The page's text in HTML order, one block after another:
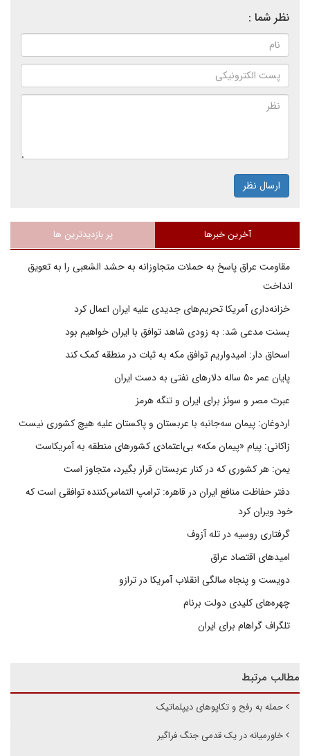
نظر شما :
ارسال نظر
آخرین خبرها پر بازدیدترین ها
مقاومت عراق پاسخ به حملات متجاوزانه به حشد الشعبی را به تعویق
انداخت
خزانه‌داری آمریکا تحریم‌های جدیدی علیه ایران اعمال کرد
بسنت مدعی شد: به زودی شاهد توافق با ایران خواهیم بود
اسحاق دار: امیدواریم توافق مکه به ثبات در منطقه کمک کند
پایان عمر ۵۰ ساله دلارهای نفتی به دست ایران
عبرت مصر و سوئز برای ایران و تنگه هرمز
اردوغان: پیمان سه‌جانبه با عربستان و پاکستان علیه هیچ کشوری نیست
زاکانی: پیام «پیمان مکه» بی‌اعتمادی کشورهای منطقه به آمریکاست
یمن: هر کشوری که در کنار عربستان قرار بگیرد، متجاوز است
دفتر حفاظت منافع ایران در قاهره: ترامپ التماس‌کننده توافقی است که
خود ویران کرد
گرفتاری روسیه در تله آزوف
امیدهای اقتصاد عراق
دویست و پنجاه سالگی انقلاب آمریکا در ترازو
چهره‌های کلیدی دولت برنام
تلگراف گراهام برای ایران
مطالب مرتبط
حمله به رفح و تکاپوهای دیپلماتیک
خاورمیانه در یک قدمی جنگ فراگیر